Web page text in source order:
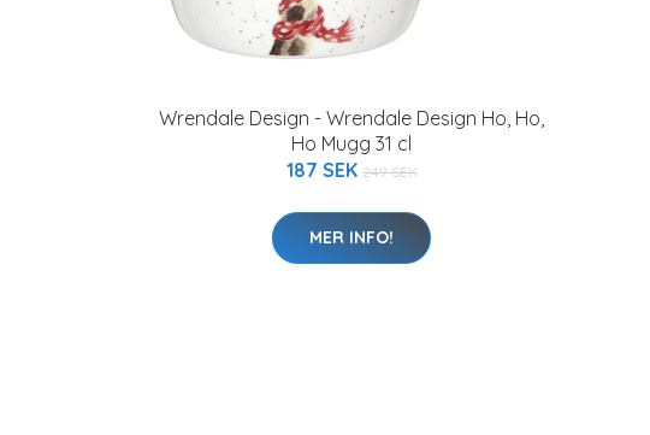
Wrendale Design - Wrendale Design Ho, Ho,
Ho Mugg 31 cl
187 SEK 249 SEK
MER INFO!